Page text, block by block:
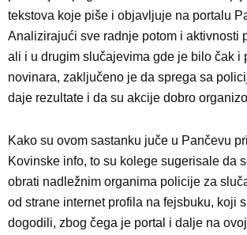
tekstova koje piše i objavljuje na portalu
Analizirajući sve radnje potom i aktivnosti
ali i u drugim slučajevima gde je bilo čak i
novinara, zaključeno je da sprega sa
daje rezultate i da su akcije dobro
Kako su ovom sastanku juče u Pančevu
Kovinske info, to su kolege sugerisale da
obrati nadležnim organima policije za
od strane internet profila na fejsbuku, koji
dogodili, zbog čega je portal i dalje na